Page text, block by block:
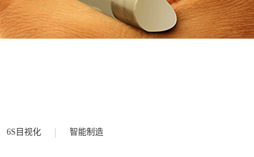
6S目视化 智能制造